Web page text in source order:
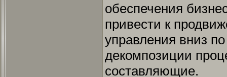
обеспечения
привести к
управления вниз
декомпозиции
составляющие.